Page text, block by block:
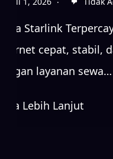
internet
dengan